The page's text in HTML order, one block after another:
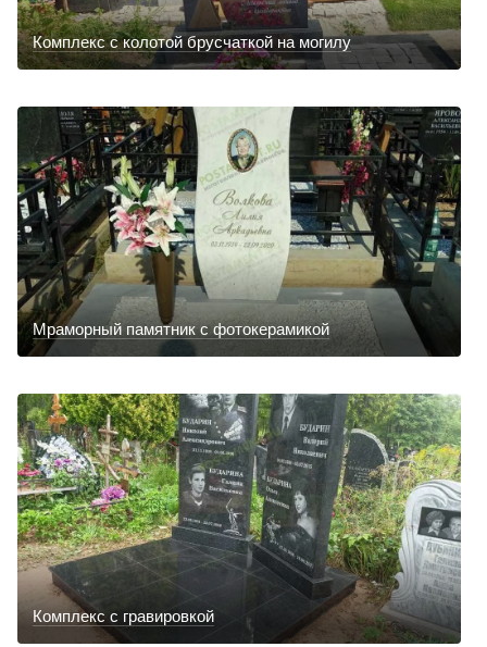
Комплекс с колотой брусчаткой на могилу
Мраморный памятник с фотокерамикой
Комплекс с гравировкой